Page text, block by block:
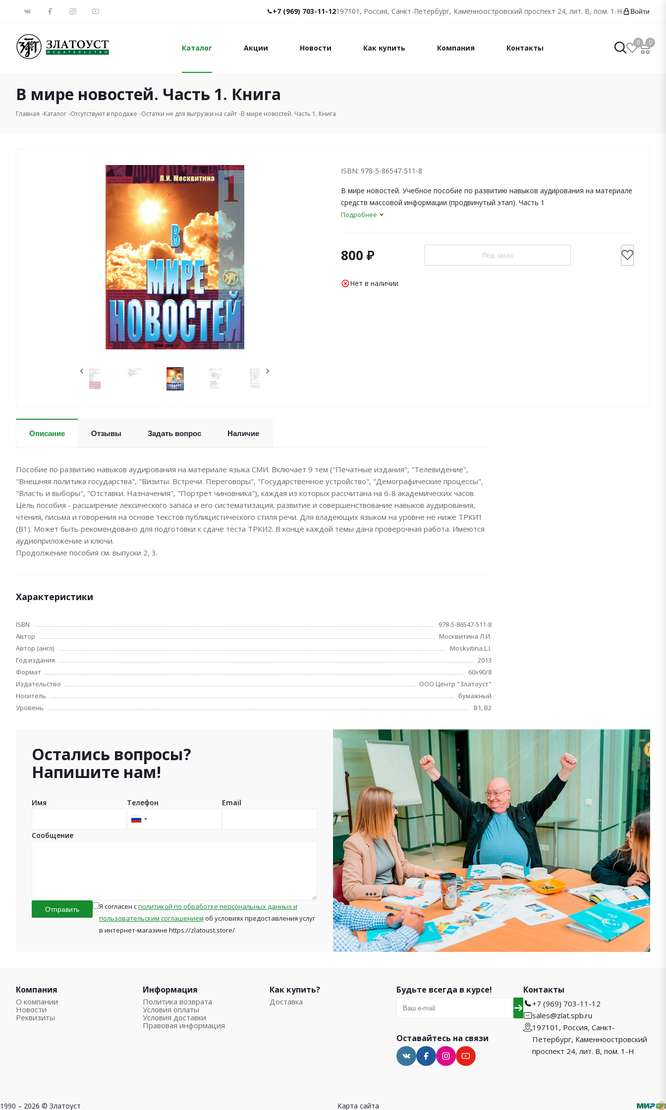
+7 (969) 703-11-12197101, Россия, Санкт-Петербург, Каменноостровский проспект 24, лит. В, пом. 1-Н Войти
Каталог Акции Новости Как купить Компания Контакты
0 0
В мире новостей. Часть 1. Книга
Главная Каталог Отсутствуют в продаже Остатки не для выгрузки на сайт В мире новостей. Часть 1. Книга
ISBN: 978-5-86547-511-8
В мире новостей. Учебное пособие по развитию навыков аудирования на материале
средств массовой информации (продвинутый этап). Часть 1
Подробнее
800 ₽ Под заказ
Нет в наличии
Описание Отзывы Задать вопрос Наличие
Пособие по развитию навыков аудирования на материале языка СМИ. Включает 9 тем ("Печатные издания", "Телевидение",
"Внешняя политика государства", "Визиты. Встречи. Переговоры", "Государственное устройство", "Демографические процессы",
"Власть и выборы", "Отставки. Назначения", "Портрет чиновника"), каждая из которых рассчитана на 6-8 академических часов.
Цель пособия - расширение лексического запаса и его систематизация, развитие и совершенствование навыков аудирования,
чтения, письма и говорения на основе текстов публицистического стиля речи. Для владеющих языком на уровне не ниже ТРКИ1
(В1). Может быть рекомендовано для подготовки к сдаче теста ТРКИ2. В конце каждой темы дана проверочная работа. Имеются
аудиоприложение и ключи.
Продолжение пособия см. выпуски 2, 3.
Характеристики
ISBN
978-5-86547-511-8
Автор
Москвитина Л.И.
Автор (англ)
Moskvitina L.I.
Год издания
2013
Формат
60х90/8
Издательство
ООО Центр "Златоуст"
Носитель
бумажный
Уровень
B1, B2
Остались вопросы?
Напишите нам!
Имя Телефон
Russia
Email
Сообщение
Отправить Я согласен сполитикой по обработке персональных данных и
пользовательским соглашением об условиях предоставления услуг
в интернет-магазине https://zlatoust.store/
Компания
О компании
Новости
Реквизиты
Информация
Политика возврата
Условия оплаты
Условия доставки
Правовая информация
Как купить?
Доставка
Будьте всегда в курсе!
Оставайтесь на связи
Контакты
+7 (969) 703-11-12
sales@zlat.spb.ru
197101, Россия, Санкт-
Петербург, Каменноостровский
проспект 24, лит. В, пом. 1-Н
1990 – 2026 © Златоуст Карта сайта